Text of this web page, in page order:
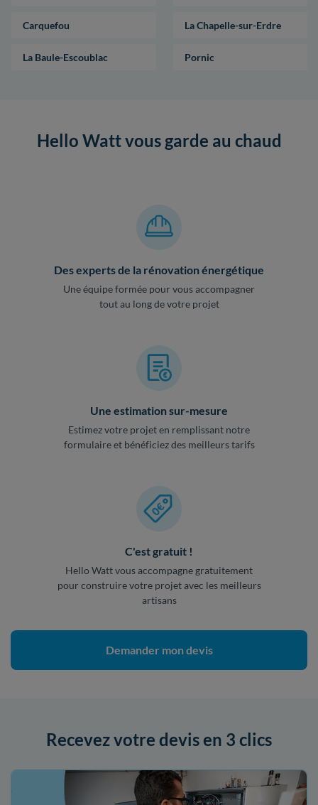
Carquefou La Chapelle-sur-Erdre
La Baule-Escoublac Pornic
Hello Watt vous garde au chaud
Des experts de la rénovation énergétique
Une équipe formée pour vous accompagner
tout au long de votre projet
Une estimation sur-mesure
Estimez votre projet en remplissant notre
formulaire et bénéficiez des meilleurs tarifs
C'est gratuit !
Hello Watt vous accompagne gratuitement
pour construire votre projet avec les meilleurs
artisans
Demander mon devis
Recevez votre devis en 3 clics